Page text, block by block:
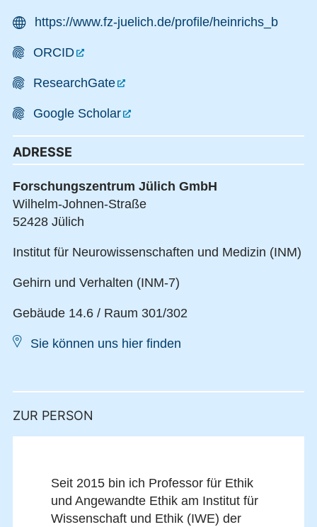
https://www.fz-juelich.de/profile/heinrichs_b
ORCID
ResearchGate
Google Scholar
ADRESSE
Forschungszentrum Jülich GmbH
Wilhelm-Johnen-Straße
52428 Jülich
Institut für Neurowissenschaften und Medizin (INM)
Gehirn und Verhalten (INM-7)
Gebäude 14.6 / Raum 301/302
Sie können uns hier finden
ZUR PERSON
Seit 2015 bin ich Professor für Ethik
und Angewandte Ethik am Institut für
Wissenschaft und Ethik (IWE) der